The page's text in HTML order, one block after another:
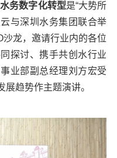
水务数字化转型是“大势所
与深圳水务集团联合举
龙，邀请行业内的各位
探讨、携手共创水行业
业部副总经理刘方宏受
趋势作主题演讲。